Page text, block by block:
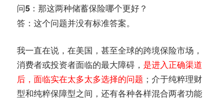
问5：那这两种储蓄保险哪个更好？
答：这个问题并没有标准答案。
我一直在说，在美国，甚至全球的跨境保险市场，
消费者或投资者面临的最大障碍， 是进入正确渠道
后，面临实在太多太多选择的问题 ；介于纯粹理财
型和纯粹保障型之间，还有各种各样混合两者功能